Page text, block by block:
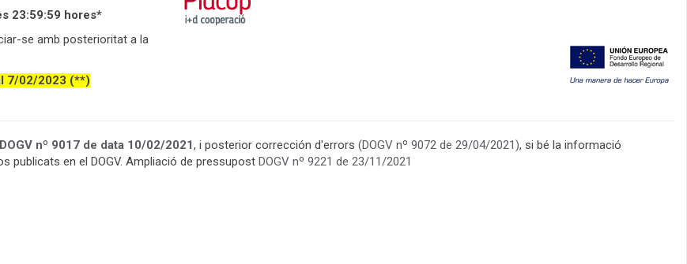
23:59:59 hores*
se amb posterioritat a la
7/02/2023 (**)
DOGV nº 9017 de data 10/02/2021, i posterior corrección d'errors (DOGV nº 9072 de 29/04/2021), si bé la informació
publicats en el DOGV. Ampliació de pressupost DOGV nº 9221 de 23/11/2021